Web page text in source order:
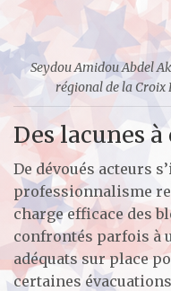
Seydou Amidou Abdel
régional de la Croix
Des lacunes
De dévoués acteurs
professionnalisme
charge efficace des
confrontés parfois à
adéquats sur place
certaines